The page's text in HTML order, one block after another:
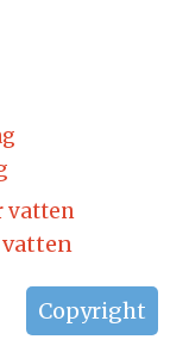
vatten
sidor
Nästa artikel:
Copyright